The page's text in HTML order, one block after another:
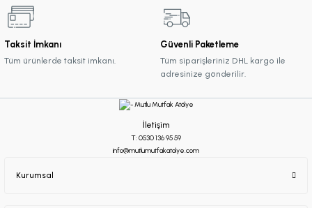
Taksit İmkanı
Tüm ürünlerde taksit imkanı.
Güvenli Paketleme
Tüm siparişleriniz DHL kargo ile
adresinize gönderilir.
İletişim
T: 0530 136 95 59
info@mutlumutfakatolye.com
Kurumsal